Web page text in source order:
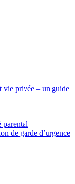
vie privée – un guide
parental
de garde d’urgence